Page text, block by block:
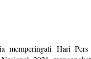
memperingati Hari Pers